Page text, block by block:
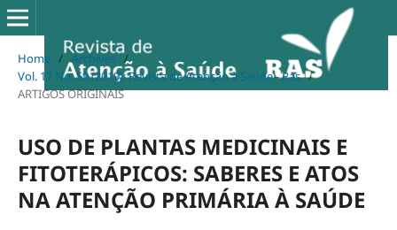
Home / Archives /
Vol. 17 No. 59 (2019): Revista de Atenção à Saúde - Ras /
ARTIGOS ORIGINAIS
USO DE PLANTAS MEDICINAIS E
FITOTERÁPICOS: SABERES E ATOS
NA ATENÇÃO PRIMÁRIA À SAÚDE